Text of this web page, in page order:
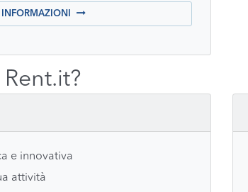
INFORMAZIONI
e innovativa
attività